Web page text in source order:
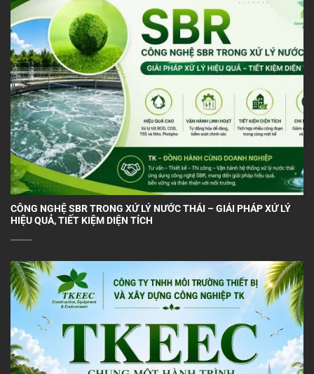
CÔNG NGHỆ SBR TRONG XỬ LÝ NƯỚC THẢI – GIẢI PHÁP XỬ LÝ
HIỆU QUẢ, TIẾT KIỆM DIỆN TÍCH